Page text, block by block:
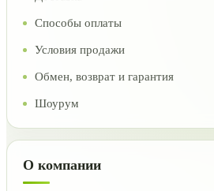
Способы оплаты
Условия продажи
Обмен, возврат и гарантия
Шоурум
О компании